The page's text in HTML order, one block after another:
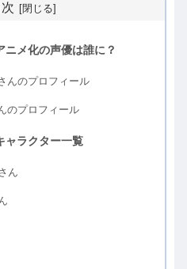
次
ニメ化の声優は誰に？
んのプロフィール
のプロフィール
ャラクター一覧
ん